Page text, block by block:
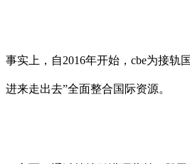
事实上，自2016年开始，cbe为接轨
进来走出去”全面整合国际资源。